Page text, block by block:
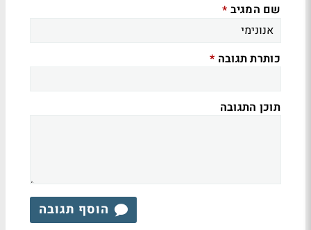
שם המגיב *
כותרת תגובה *
תוכן התגובה
הוסף תגובה